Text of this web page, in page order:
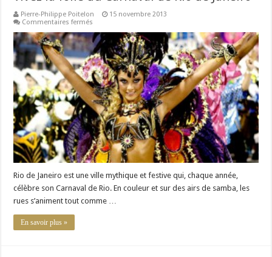
Pierre-Philippe Poitelon
15 novembre 2013
Commentaires fermés
la
folie
du
Carnaval
de
Rio
de
Janeiro
Rio de Janeiro est une ville mythique et festive qui, chaque année,
célèbre son Carnaval de Rio. En couleur et sur des airs de samba, les
rues s’animent tout comme …
En savoir plus »